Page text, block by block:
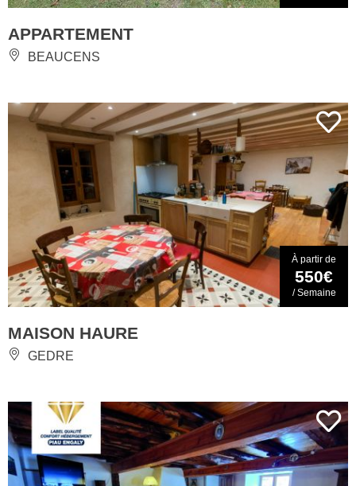
APPARTEMENT
BEAUCENS
À partir de
550€
/ Semaine
MAISON HAURE
GEDRE